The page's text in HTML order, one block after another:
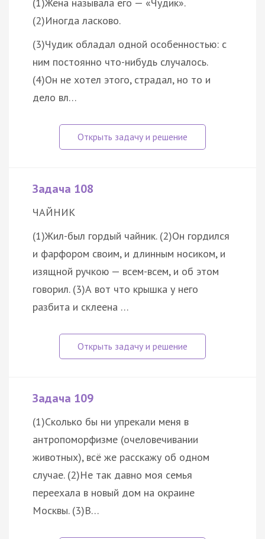
(1)Жена называла его — «Чудик».
(2)Иногда ласково.
(3)Чудик обладал одной особенностью: с
ним постоянно что-нибудь случалось.
(4)Он не хотел этого, страдал, но то и
дело вл…
Задача 108
ЧАЙНИК
(1)Жил-был гордый чайник. (2)Он гордился
и фарфором своим, и длинным носиком, и
изящной ручкою — всем-всем, и об этом
говорил. (3)А вот что крышка у него
разбита и склеена …
Задача 109
(1)Сколько бы ни упрекали меня в
антропоморфизме (очеловечивании
животных), всё же расскажу об одном
случае. (2)Не так давно моя семья
переехала в новый дом на окраине
Москвы. (3)В…